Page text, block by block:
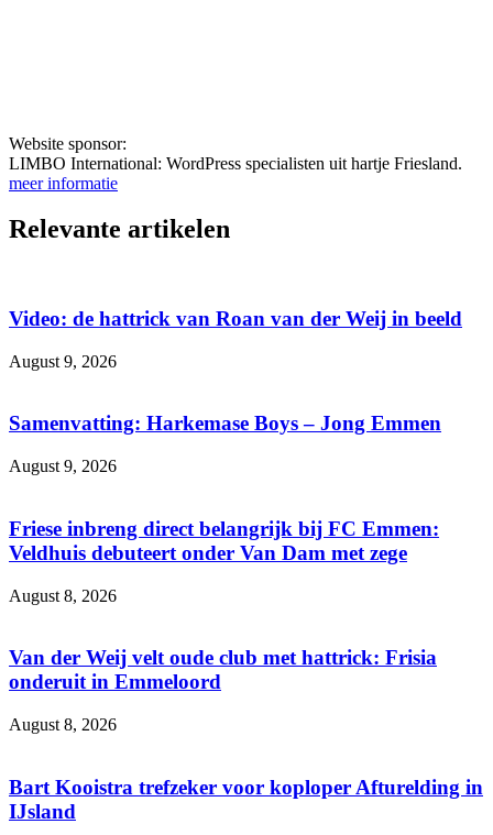
Website sponsor:
LIMBO International: WordPress specialisten uit hartje Friesland.
meer informatie
Relevante artikelen
Video: de hattrick van Roan van der Weij in beeld
August 9, 2026
Samenvatting: Harkemase Boys – Jong Emmen
August 9, 2026
Friese inbreng direct belangrijk bij FC Emmen:
Veldhuis debuteert onder Van Dam met zege
August 8, 2026
Van der Weij velt oude club met hattrick: Frisia
onderuit in Emmeloord
August 8, 2026
Bart Kooistra trefzeker voor koploper Afturelding in
IJsland